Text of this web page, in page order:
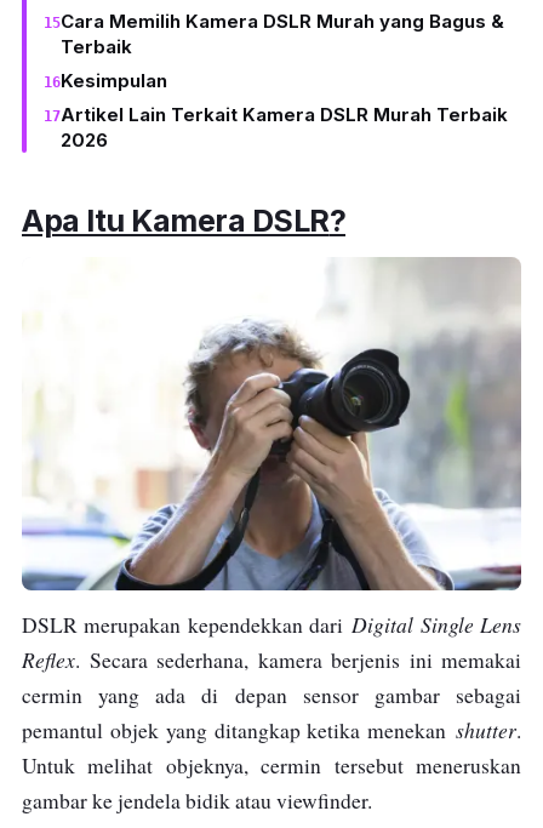
Cara Memilih Kamera DSLR Murah yang Bagus &
Terbaik
Kesimpulan
Artikel Lain Terkait Kamera DSLR Murah Terbaik
2026
Apa Itu Kamera DSLR?
DSLR merupakan kependekkan dariDigital Single Lens
Reflex. Secara sederhana, kamera berjenis ini memakai
cermin yang ada di depan sensor gambar sebagai
pemantul objek yang ditangkap ketika menekan shutter.
Untuk melihat objeknya, cermin tersebut meneruskan
gambar ke jendela bidik atau viewfinder.